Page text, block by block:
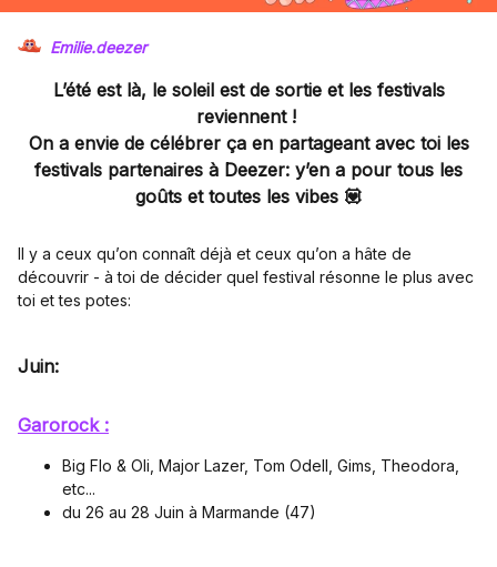
Emilie.deezer
L’été est là, le soleil est de sortie et les festivals
reviennent !
On a envie de célébrer ça en partageant avec toi les
festivals partenaires à Deezer: y’en a pour tous les
goûts et toutes les vibes 💟
Il y a ceux qu’on connaît déjà et ceux qu’on a hâte de
découvrir - à toi de décider quel festival résonne le plus avec
toi et tes potes:
Juin:
Garorock :
Big Flo & Oli, Major Lazer, Tom Odell, Gims, Theodora,
etc...
du 26 au 28 Juin à Marmande (47)